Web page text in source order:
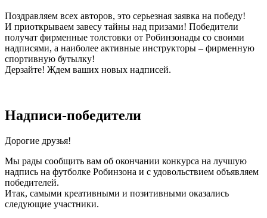
Поздравляем всех авторов, это серьезная заявка на победу!
И приоткрываем завесу тайны над призами! Победители
получат фирменные толстовки от Робинзонады со своими
надписями, а наиболее активные инструкторы – фирменную
спортивную бутылку!
Дерзайте! Ждем ваших новых надписей.
Надписи-победители
Дорогие друзья!
Мы рады сообщить вам об окончании конкурса на лучшую
надпись на футболке Робинзона и с удовольствием объявляем
победителей.
Итак, самыми креативными и позитивными оказались
следующие участники.